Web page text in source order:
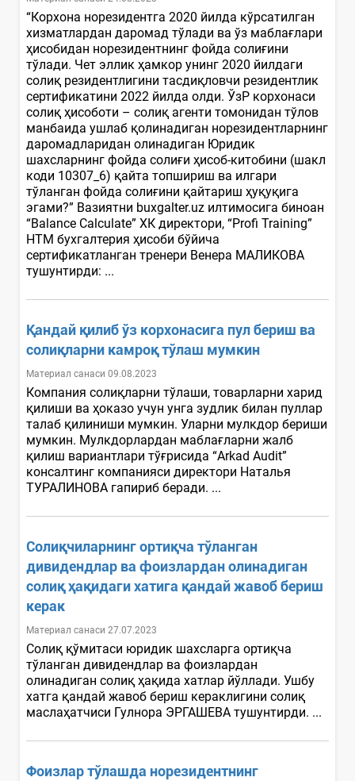
“Корхона норезидентга 2020 йилда кўрсатилган
хизматлардан даромад тўлади ва ўз маблағлари
ҳисобидан норезидентнинг фойда солиғини
тўлади. Чет эллик ҳамкор унинг 2020 йилдаги
солиқ резидентлигини тасдиқловчи резидентлик
сертификатини 2022 йилда олди. ЎзР корхонаси
солиқ ҳисоботи – солиқ агенти томонидан тўлов
манбаида ушлаб қолинадиган норезидентларнинг
даромадларидан олинадиган Юридик
шахсларнинг фойда солиғи ҳисоб-китобини (шакл
коди 10307_6) қайта топшириш ва илгари
тўланган фойда солиғини қайтариш ҳуқуқига
эгами?” Вазиятни buxgalter.uz илтимосига биноан
“Balance Calculate” ХК директори, “Profi Training”
НТМ бухгалтерия ҳисоби бўйича
сертификатланган тренери Венера МАЛИКОВА
тушунтирди: ...
Қандай қилиб ўз корхонасига пул бериш ва
солиқларни камроқ тўлаш мумкин
Материал санаси 09.08.2023
Компания солиқларни тўлаши, товарларни харид
қилиши ва ҳоказо учун унга зудлик билан пуллар
талаб қилиниши мумкин. Уларни мулкдор бериши
мумкин. Мулкдорлардан маблағларни жалб
қилиш вариантлари тўғрисида “Arkad Audit”
консалтинг компанияси директори Наталья
ТУРАЛИНОВА гапириб беради. ...
Солиқчиларнинг ортиқча тўланган
дивидендлар ва фоизлардан олинадиган
солиқ ҳақидаги хатига қандай жавоб бериш
керак
Материал санаси 27.07.2023
Солиқ қўмитаси юридик шахсларга ортиқча
тўланган дивидендлар ва фоизлардан
олинадиган солиқ ҳақида хатлар йўллади. Ушбу
хатга қандай жавоб бериш кераклигини солиқ
маслаҳатчиси Гулнора ЭРГАШЕВА тушунтирди. ...
Фоизлар тўлашда норезидентнинг